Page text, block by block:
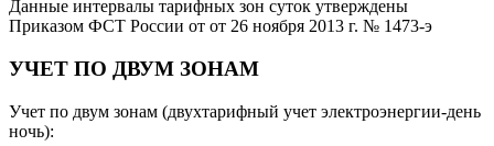
Данные интервалы тарифных зон суток утверждены
Приказом ФСТ России от от 26 ноября 2013 г. № 1473-э
УЧЕТ ПО ДВУМ ЗОНАМ
Учет по двум зонам (двухтарифный учет электроэнергии-день
ночь):